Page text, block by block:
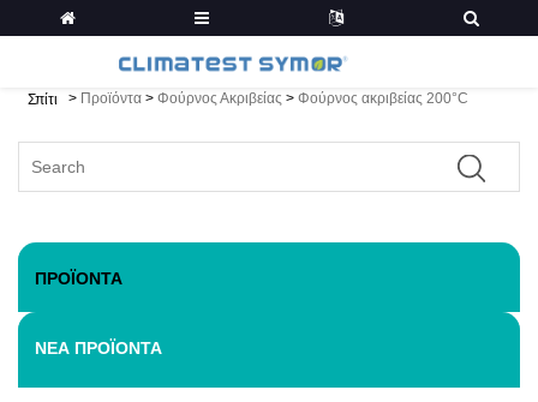
Σπίτι > Προϊόντα > Φούρνος Ακριβείας > Φούρνος ακριβείας 200°C
ΠΡΟΪΌΝΤΑ
ΝΈΑ ΠΡΟΪΌΝΤΑ